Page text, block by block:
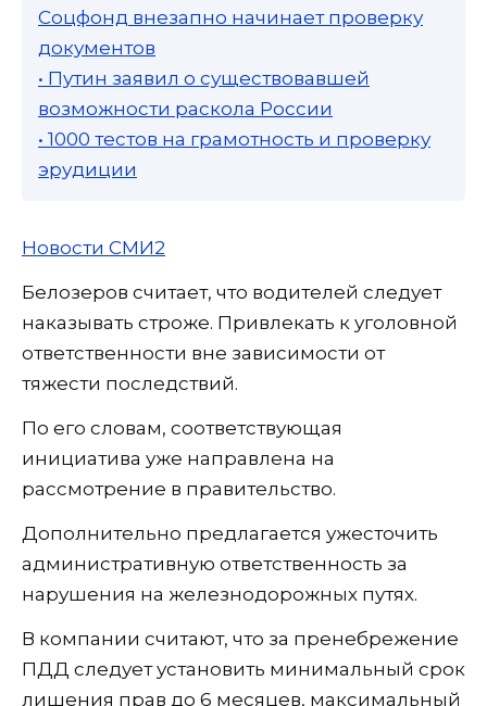
Соцфонд внезапно начинает проверку
документов
• Путин заявил о существовавшей
возможности раскола России
• 1000 тестов на грамотность и проверку
эрудиции
Новости СМИ2
Белозеров считает, что водителей следует
наказывать строже. Привлекать к уголовной
ответственности вне зависимости от
тяжести последствий.
По его словам, соответствующая
инициатива уже направлена на
рассмотрение в правительство.
Дополнительно предлагается ужесточить
административную ответственность за
нарушения на железнодорожных путях.
В компании считают, что за пренебрежение
ПДД следует установить минимальный срок
лишения прав до 6 месяцев, максимальный